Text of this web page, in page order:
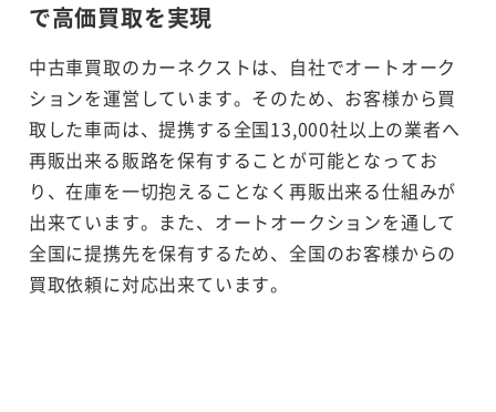
で高価買取を実現
中古車買取のカーネクストは、自社でオートオーク
ションを運営しています。そのため、お客様から買
取した車両は、提携する全国13,000社以上の業者へ
再販出来る販路を保有することが可能となってお
り、在庫を一切抱えることなく再販出来る仕組みが
出来ています。また、オートオークションを通して
全国に提携先を保有するため、全国のお客様からの
買取依頼に対応出来ています。